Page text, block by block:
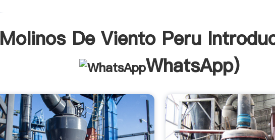
Molinos De Viento Peru
WhatsApp)